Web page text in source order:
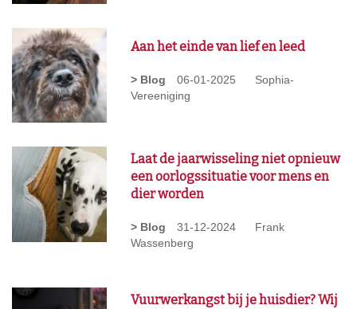
> Blog 06-01-2025
Sophia-
Vereeniging
Aan het einde van lief en leed
> Blog 31-12-2024
Frank
Wassenberg
Laat de jaarwisseling niet opnieuw
een oorlogssituatie voor mens en
dier worden
Vuurwerkangst bij je huisdier? Wij